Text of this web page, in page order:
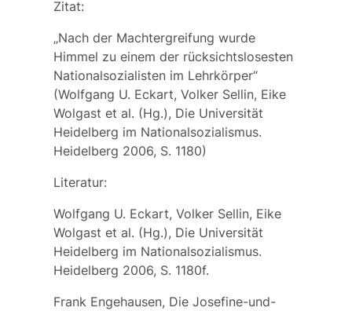
Zitat:
„Nach der Machtergreifung wurde
Himmel zu einem der rücksichtslosesten
Nationalsozialisten im Lehrkörper“
(Wolfgang U. Eckart, Volker Sellin, Eike
Wolgast et al. (Hg.), Die Universität
Heidelberg im Nationalsozialismus.
Heidelberg 2006, S. 1180)
Literatur:
Wolfgang U. Eckart, Volker Sellin, Eike
Wolgast et al. (Hg.), Die Universität
Heidelberg im Nationalsozialismus.
Heidelberg 2006, S. 1180f.
Frank Engehausen, Die Josefine-und-